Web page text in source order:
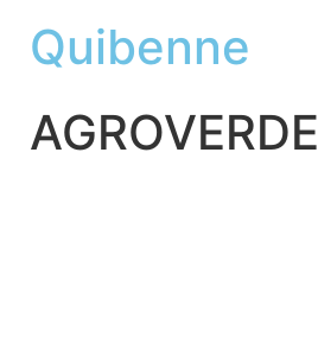
Quibenne
AGROVERDE